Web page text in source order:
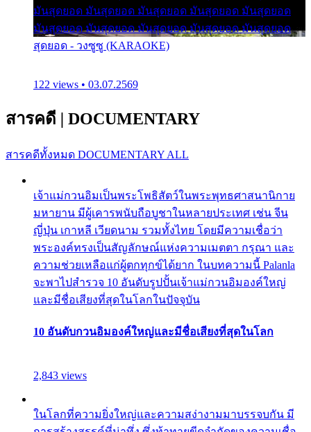
มันสุดยอด มันสุดยอด มันสุดยอด มันสุดยอด มันสุดยอด
มันสุดยอด มันสุดยอด มันสุดยอด มันสุดยอด มันสุดยอด
สุดยอด - วงซูซู (KARAOKE)
122 views • 03.07.2569
สารคดี | DOCUMENTARY
สารคดีทั้งหมด DOCUMENTARY ALL
เจ้าแม่กวนอิมเป็นพระโพธิสัตว์ในพระพุทธศาสนานิกาย
มหายาน มีผู้เคารพนับถือบูชาในหลายประเทศ เช่น จีน
ญี่ปุ่น เกาหลี เวียดนาม รวมทั้งไทย โดยมีความเชื่อว่า
พระองค์ทรงเป็นสัญลักษณ์แห่งความเมตตา กรุณา และ
ความช่วยเหลือแก่ผู้ตกทุกข์ได้ยาก ในบทความนี้ Palanla
จะพาไปสำรวจ 10 อันดับรูปปั้นเจ้าแม่กวนอิมองค์ใหญ่
และมีชื่อเสียงที่สุดในโลกในปัจจุบัน
10 อันดับกวนอิมองค์ใหญ่และมีชื่อเสียงที่สุดในโลก
2,843 views
ในโลกที่ความยิ่งใหญ่และความสง่างามมาบรรจบกัน มี